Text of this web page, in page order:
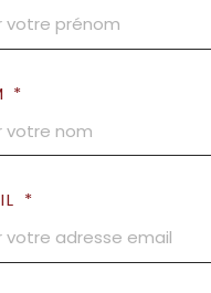
*
*